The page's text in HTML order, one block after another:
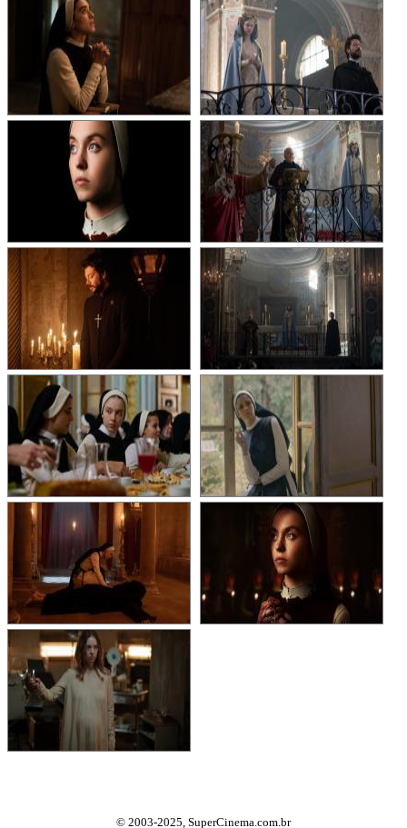
© 2003-2025, SuperCinema.com.br